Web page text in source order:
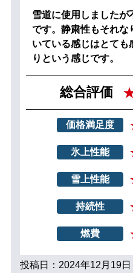
雪道に使用しましたが
です。静粛性もそれな
いている感じはとても
りという感じです。
総合評価
価格満足度
氷上性能
雪上性能
持続性
燃費
投稿日：2024年12月19日